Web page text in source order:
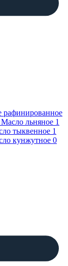
рафинированное
Масло льняное 1
тыквенное 1
кунжутное 0